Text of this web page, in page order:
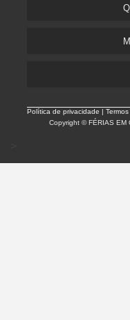
Política de privacidade |
Copyright © FÉRIAS EM